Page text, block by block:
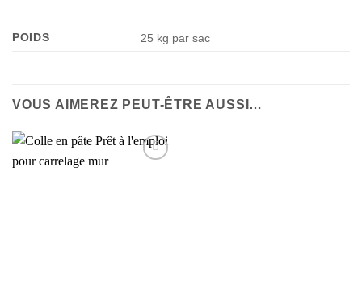
POIDS 25 kg par sac
VOUS AIMEREZ PEUT-ÊTRE AUSSI…